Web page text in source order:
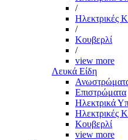
/
Ηλεκτρικές
/
Κουβερλί
/
view more
Λευκά Είδη
Επιστρώματα
Ηλεκτρικά
Ηλεκτρικές
Κουβερλί
view more